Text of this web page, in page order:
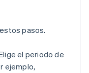
pasos.
el periodo de
ejemplo,